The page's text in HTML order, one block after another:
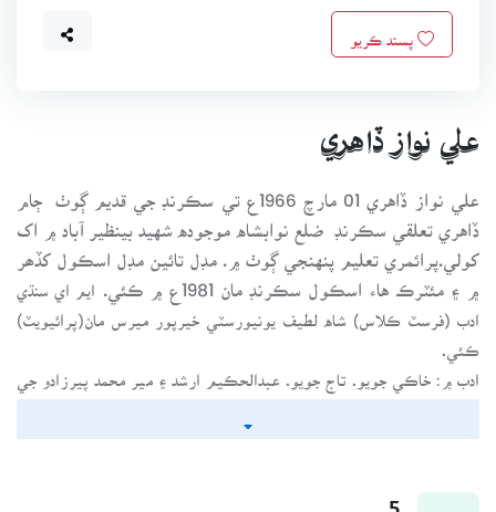
علي نواز ڏاهري
علي نواز ڏاهري 01 مارچ 1966ع تي سڪرنڊ جي قديم ڳوٺ ڄام
ڏاهري تعلقي سڪرنڊ ضلع نوابشاه موجوده شهيد بينظير آباد ۾ اک
کولي.پرائمري تعليم پنهنجي ڳوٺ ۾. مڊل تائين مڊل اسڪول کڏھر
۾ ۽ مئٽرڪ هاء اسڪول سڪرنڊ مان 1981ع ۾ ڪئي. ايم اي سنڌي
ادب (فرسٽ ڪلاس) شاه لطيف يونيورسٽي خيرپور ميرس مان(پرائيويٽ)
ادب ۾: خاڪي جويو. تاج جويو. عبدالحڪيم ارشد ۽ مير محمد پيرزادو جي
رهنمائي ۾ شروعات شاعريءَ کان ڪئي.
1: چانهون مٿان چنڊ (شاعري)